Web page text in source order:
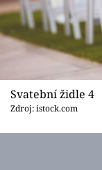
Svatební židle 4
Zdroj: istock.com